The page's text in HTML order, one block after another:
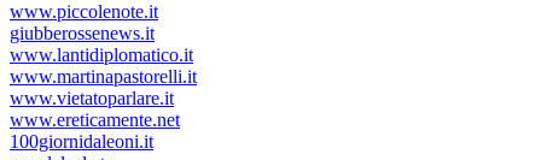
www.piccolenote.it
giubberossenews.it
www.lantidiplomatico.it
www.martinapastorelli.it
www.vietatoparlare.it
www.ereticamente.net
100giornidaleoni.it